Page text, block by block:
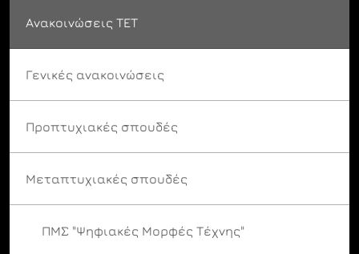
Ανακοινώσεις ΤΕΤ
Γενικές ανακοινώσεις
Προπτυχιακές σπουδές
Μεταπτυχιακές σπουδές
ΠΜΣ "Ψηφιακές Μορφές Τέχνης"